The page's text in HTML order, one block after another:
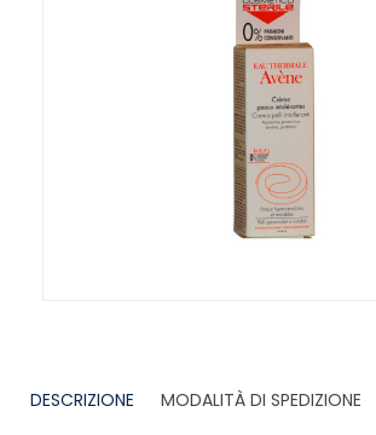
DESCRIZIONE
MODALITÀ DI SPEDIZIONE